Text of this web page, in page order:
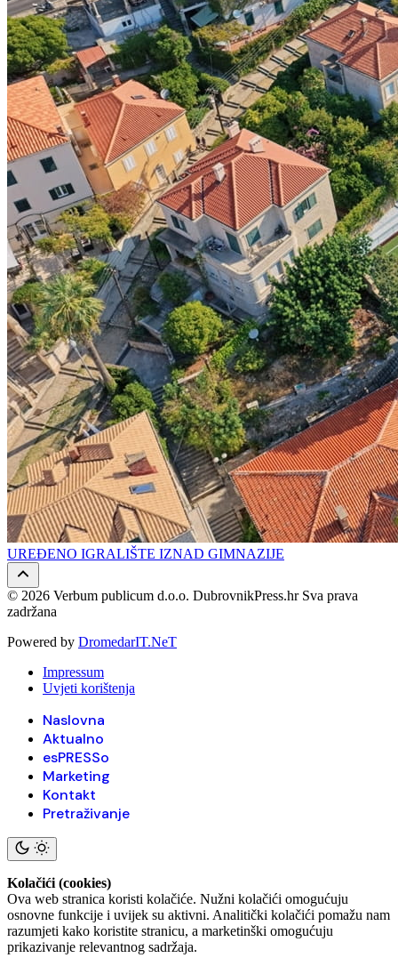
UREĐENO IGRALIŠTE IZNAD GIMNAZIJE
© 2026 Verbum publicum d.o.o. DubrovnikPress.hr Sva prava
zadržana
Powered by DromedarIT.NeT
Impressum
Uvjeti korištenja
Naslovna
Aktualno
esPRESSo
Marketing
Kontakt
Pretraživanje
Kolačići (cookies)
Ova web stranica koristi kolačiće. Nužni kolačići omogućuju
osnovne funkcije i uvijek su aktivni. Analitički kolačići pomažu nam
razumjeti kako koristite stranicu, a marketinški omogućuju
prikazivanje relevantnog sadržaja.